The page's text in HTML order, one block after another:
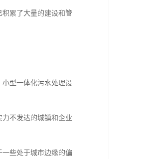
累了大量的建设和管
型一体化污水处理设
不发达的城镇和企业
些处于城市边缘的偏